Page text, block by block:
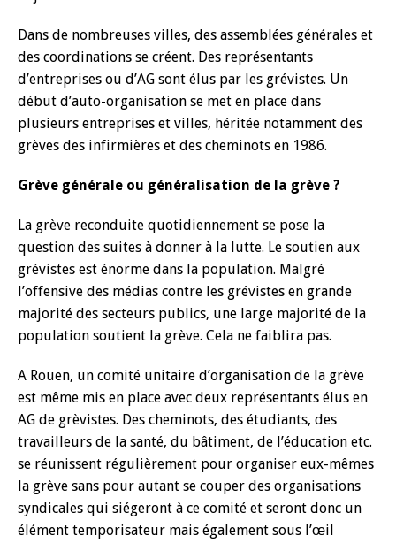
Dans de nombreuses villes, des assemblées générales et
des coordinations se créent. Des représentants
d’entreprises ou d’AG sont élus par les grévistes. Un
début d’auto-organisation se met en place dans
plusieurs entreprises et villes, héritée notamment des
grèves des infirmières et des cheminots en 1986.
Grève générale ou généralisation de la grève ?
La grève reconduite quotidiennement se pose la
question des suites à donner à la lutte. Le soutien aux
grévistes est énorme dans la population. Malgré
l’offensive des médias contre les grévistes en grande
majorité des secteurs publics, une large majorité de la
population soutient la grève. Cela ne faiblira pas.
A Rouen, un comité unitaire d’organisation de la grève
est même mis en place avec deux représentants élus en
AG de grèvistes. Des cheminots, des étudiants, des
travailleurs de la santé, du bâtiment, de l’éducation etc.
se réunissent régulièrement pour organiser eux-mêmes
la grève sans pour autant se couper des organisations
syndicales qui siégeront à ce comité et seront donc un
élément temporisateur mais également sous l’œil